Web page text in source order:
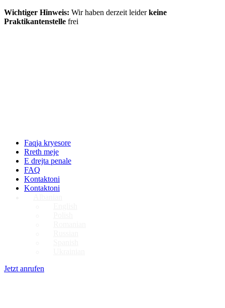
Wichtiger Hinweis: Wir haben derzeit leiderkeine
Praktikantenstelle frei
Faqja kryesore
Rreth meje
E drejta penale
FAQ
Kontaktoni
Kontaktoni
Jetzt anrufen